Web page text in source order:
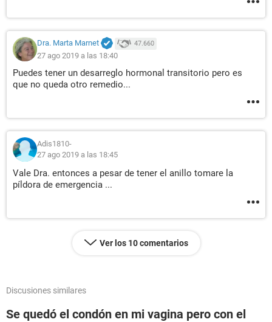
Dra. Marta Marnet 47.660
27 ago 2019 a las 18:40
Puedes tener un desarreglo hormonal transitorio pero es
que no queda otro remedio...
Adis1810-
27 ago 2019 a las 18:45
Vale Dra. entonces a pesar de tener el anillo tomare la
píldora de emergencia ...
Ver los 10 comentarios
Discusiones similares
Se quedó el condón en mi vagina pero con el